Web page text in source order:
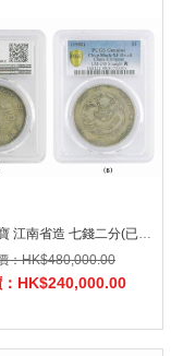
清 光緒元寶 江南省造 七錢二分(已評級)
：HK$480,000.00
HK$240,000.00